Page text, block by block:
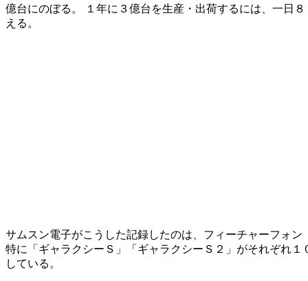
億台にのぼる。 １年に３億台を生産・出荷するには、一日
える。
サムスン電子がこうした記録したのは、フィーチャーフォ
特に「ギャラクシーＳ」「ギャラクシーＳ２」がそれぞれ
している。